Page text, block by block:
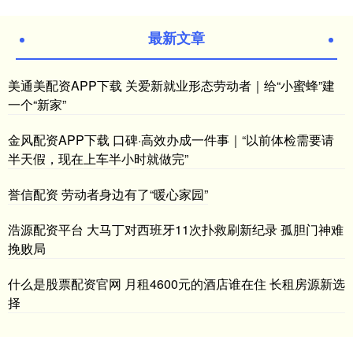
最新文章
美通美配资APP下载 关爱新就业形态劳动者｜给“小蜜蜂”建
一个“新家”
金风配资APP下载 口碑·高效办成一件事｜“以前体检需要请
半天假，现在上车半小时就做完”
誉信配资 劳动者身边有了“暖心家园”
浩源配资平台 大马丁对西班牙11次扑救刷新纪录 孤胆门神难
挽败局
什么是股票配资官网 月租4600元的酒店谁在住 长租房源新选
择